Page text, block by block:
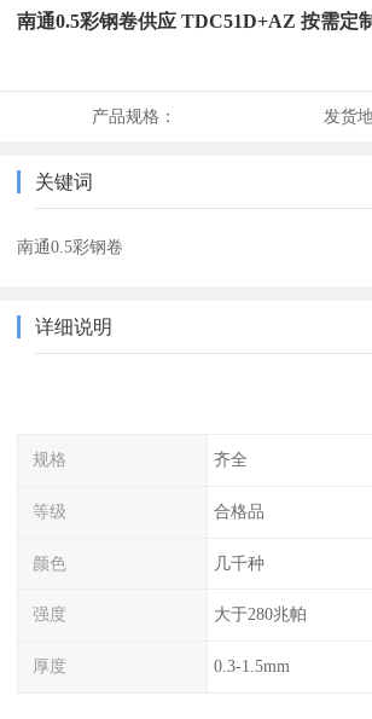
南通0.5彩钢卷供应 TDC51D+AZ 按需定
产品规格： 发货
关键词
南通0.5彩钢卷
详细说明
规格 齐全
等级 合格品
颜色 几千种
强度 大于280兆帕
厚度 0.3-1.5mm